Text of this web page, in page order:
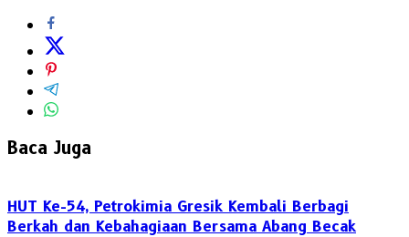
Baca Juga
HUT Ke-54, Petrokimia Gresik Kembali Berbagi
Berkah dan Kebahagiaan Bersama Abang Becak